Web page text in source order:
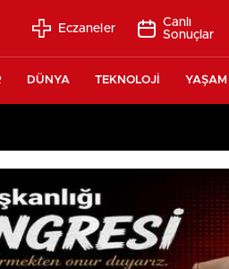
Eczaneler
Canlı
Sonuçlar
DÜNYA TEKNOLOJİ YAŞAM